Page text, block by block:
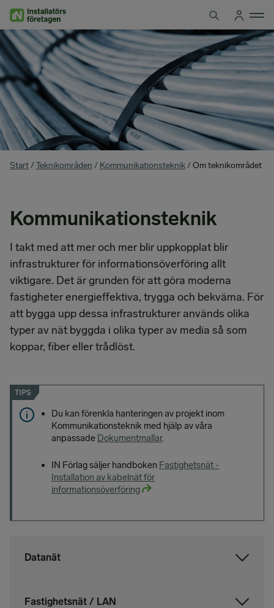
innehåll
You
Start/Teknikområden / Kommunikationsteknik/Om teknikområdet
Kommunikationsteknik
I takt med att mer och mer blir uppkopplat blir
infrastrukturer för informationsöverföring allt
viktigare. Det är grunden för att göra moderna
fastigheter energieffektiva, trygga och bekväma. För
att bygga upp dessa infrastrukturer används olika
typer av nät byggda i olika typer av media så som
koppar, fiber eller trådlöst.
TIPS
Du kan förenkla hanteringen av projekt inom
Kommunikationsteknik med hjälp av våra
anpassade Dokumentmallar.
IN Förlag säljer handboken Fastighetsnät -
Installation av kabelnät för
informationsöverföring
Datanät
Fastighetsnät / LAN